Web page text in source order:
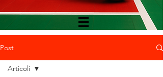
Post
Articoli